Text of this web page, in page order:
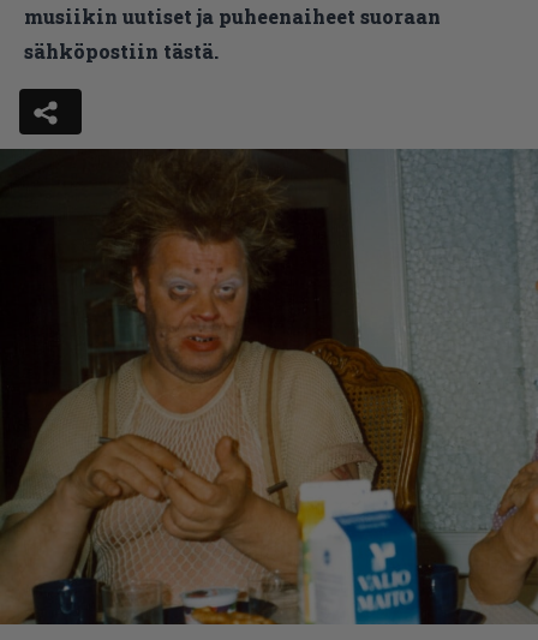
musiikin uutiset ja puheenaiheet suoraan
sähköpostiin tästä.